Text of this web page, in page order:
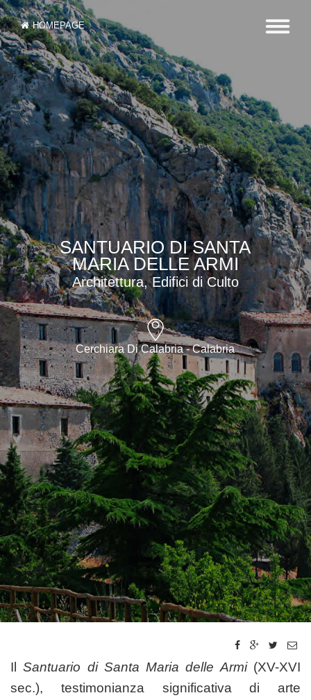
HOMEPAGE
SANTUARIO DI SANTA
MARIA DELLE ARMI
Architettura, Edifici di Culto
Cerchiara Di Calabria - Calabria
IlSantuario di Santa Maria delle Armi(XV-XVI
sec.), testimonianza significativa di arte